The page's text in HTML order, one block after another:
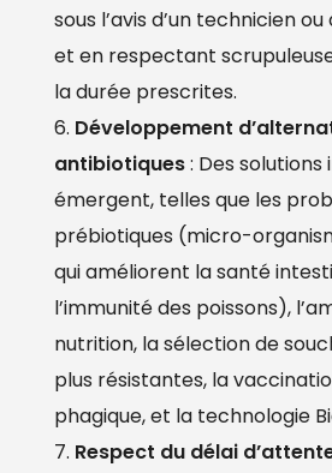
sous l’avis d’un technicien
et en respectant
la durée prescrites.
Développement
antibiotiques: Des
émergent, telles que les
prébiotiques (micro-
qui améliorent la santé
l’immunité des poissons),
nutrition, la sélection de
plus résistantes, la
phagique, et la technologie
Respect du délai